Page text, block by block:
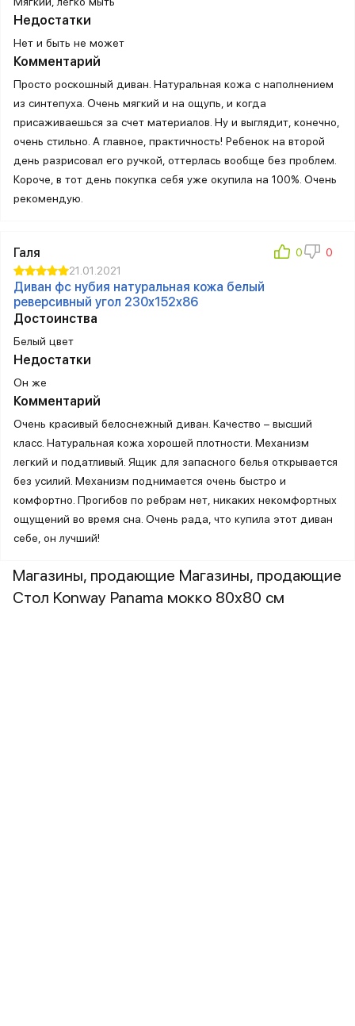
Недостатки
Нет и быть не может
Комментарий
Просто роскошный диван. Натуральная кожа с наполнением
из синтепуха. Очень мягкий и на ощупь, и когда
присаживаешься за счет материалов. Ну и выглядит, конечно,
очень стильно. А главное, практичность! Ребенок на второй
день разрисовал его ручкой, оттерлась вообще без проблем.
Короче, в тот день покупка себя уже окупила на 100%. Очень
рекомендую.
Галя
21.01.2021
Диван фс нубия натуральная кожа белый
реверсивный угол 230x152x86
Достоинства
Белый цвет
Недостатки
Он же
Комментарий
Очень красивый белоснежный диван. Качество – высший
класс. Натуральная кожа хорошей плотности. Механизм
легкий и податливый. Ящик для запасного белья открывается
без усилий. Механизм поднимается очень быстро и
комфортно. Прогибов по ребрам нет, никаких некомфортных
ощущений во время сна. Очень рада, что купила этот диван
себе, он лучший!
Магазины, продающие Магазины, продающие
Стол Konway Panama мокко 80х80 см